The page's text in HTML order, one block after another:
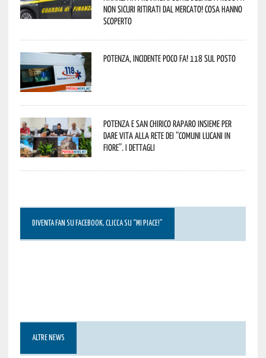
non sicuri ritirati dal mercato! Cosa hanno
scoperto
Potenza, incidente poco fa! 118 sul posto
Potenza e San Chirico Raparo insieme per
dare vita alla rete dei “Comuni Lucani in
Fiore”. I dettagli
DIVENTA FAN SU FACEBOOK, CLICCA SU “MI PIACE!”
ALTRE NEWS